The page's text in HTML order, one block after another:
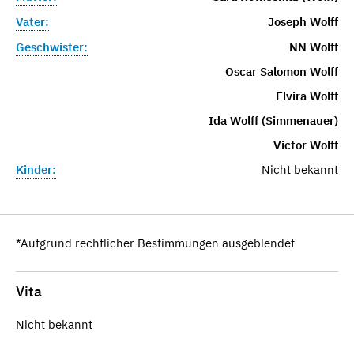
Vater:
Joseph Wolff
Geschwister:
NN Wolff
Oscar Salomon Wolff
Elvira Wolff
Ida Wolff (Simmenauer)
Victor Wolff
Kinder:
Nicht bekannt
*Aufgrund rechtlicher Bestimmungen ausgeblendet
Vita
Nicht bekannt